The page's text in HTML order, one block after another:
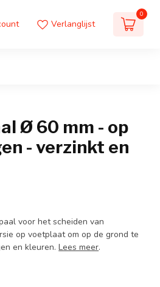
Verlanglijst
0
Ø 60 mm - op
- verzinkt en
voor het scheiden van
op voetplaat om op de grond te
en kleuren.Lees meer.